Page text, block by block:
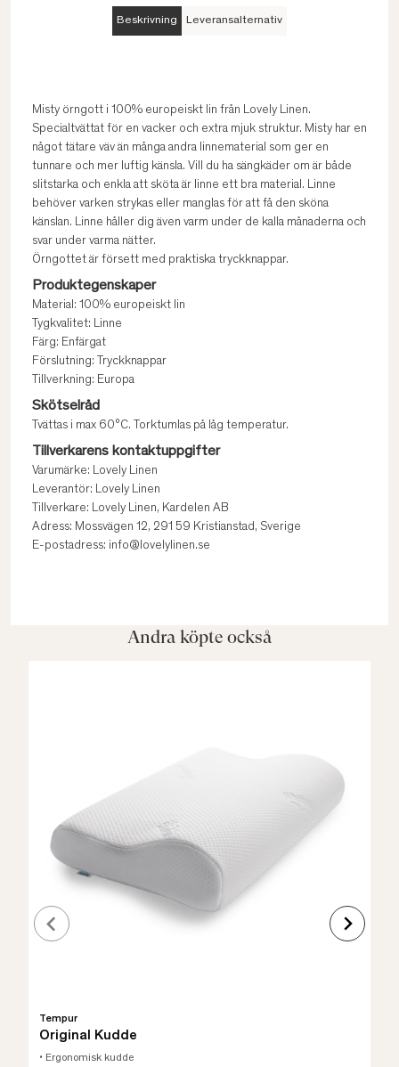
Beskrivning Leveransalternativ
Misty örngott i 100% europeiskt lin från Lovely Linen.
Specialtvättat för en vacker och extra mjuk struktur. Misty har en
något tätare väv än många andra linnematerial som ger en
tunnare och mer luftig känsla. Vill du ha sängkäder om är både
slitstarka och enkla att sköta är linne ett bra material. Linne
behöver varken strykas eller manglas för att få den sköna
känslan. Linne håller dig även varm under de kalla månaderna och
svar under varma nätter.
Örngottet är försett med praktiska tryckknappar.
Produktegenskaper
Material: 100% europeiskt lin
Tygkvalitet: Linne
Färg: Enfärgat
Förslutning: Tryckknappar
Tillverkning: Europa
Skötselråd
Tvättas i max 60°C. Torktumlas på låg temperatur.
Tillverkarens kontaktuppgifter
Varumärke: Lovely Linen
Leverantör: Lovely Linen
Tillverkare: Lovely Linen, Kardelen AB
Adress: Mossvägen 12, 291 59 Kristianstad, Sverige
E-postadress: info@lovelylinen.se
Andra köpte också
Tempur
Original Kudde
• Ergonomisk kudde